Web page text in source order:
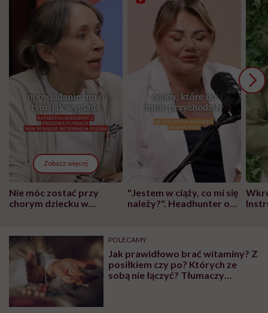
Zobacz więcej
Nie móc zostać przy
chorym dziecku w
może chyba tylko
głupota i brak
wyobraźni"
"Jestem w ciąży, co mi się
należy?". Headhunter o
pracy
POLECAMY
Jak prawidłowo brać witaminy? Z
posiłkiem czy po? Których ze
sobą nie łączyć? Tłumaczy